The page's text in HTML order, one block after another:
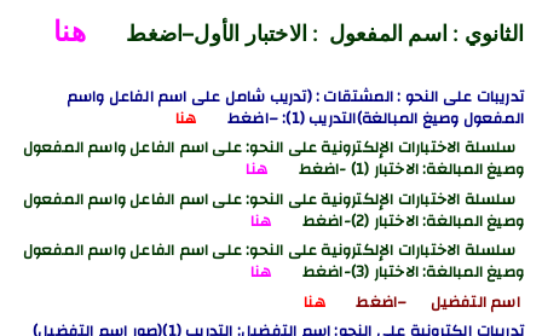
الثانوي : اسم المفعول : الاختبار الأول–اضغطهنا
تدريبات على النحو : المشتقات : (تدريب شامل على اسم الفاعل واسم
المفعول وصيغ المبالغة)التدريب (1): –اضغط هنا
سلسلة الاختبارات الإلكترونية على النحو: على اسم الفاعل واسم المفعول
وصيغ المبالغة: الاختبار (1) -اضغطهنا
سلسلة الاختبارات الإلكترونية على النحو: على اسم الفاعل واسم المفعول
وصيغ المبالغة: الاختبار (2) -اضغط هنا
سلسلة الاختبارات الإلكترونية على النحو: على اسم الفاعل واسم المفعول
وصيغ المبالغة: الاختبار (3) -اضغط هنا
اسم التفضيل –اضغط
هنا